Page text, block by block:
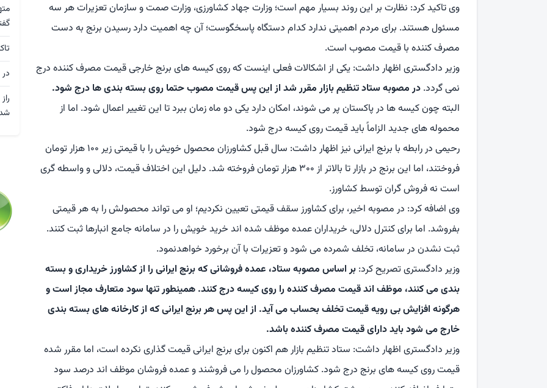
وی تاکید کرد: نظارت بر این روند بسیار مهم است؛ وزارت جهاد کشاورزی، وزارت صمت و سازمان تعزیرات هر سه
مسئول هستند. برای مردم اهمیتی ندارد کدام دستگاه پاسخگوست؛ آن چه اهمیت دارد رسیدن برنج به دست
مصرف کننده با قیمت مصوب است.
وزیر دادگستری اظهار داشت: یکی از اشکالات فعلی اینست که روی کیسه های برنج خارجی قیمت مصرف کننده درج
نمی گردد. در مصوبه ستاد تنظیم بازار مقرر شد از این پس قیمت مصوب حتما روی بسته بندی ها درج شود.
البته چون کیسه ها در پاکستان پر می شوند، امکان دارد یکی دو ماه زمان ببرد تا این تغییر اعمال شود. اما از
محموله های جدید الزاماً باید قیمت روی کیسه درج شود.
رحیمی در رابطه با برنج ایرانی نیز اظهار داشت: سال قبل کشاورزان محصول خویش را با قیمتی زیر ۱۰۰ هزار تومان
فروختند، اما این برنج در بازار تا بالاتر از ۳۰۰ هزار تومان فروخته شد. دلیل این اختلاف قیمت، دلالی و واسطه گری
است نه فروش گران توسط کشاورز.
وی اضافه کرد: در مصوبه اخیر، برای کشاورز سقف قیمتی تعیین نکردیم؛ او می تواند محصولش را به هر قیمتی
بفروشد. اما برای کنترل دلالی، خریداران عمده موظف شده اند خرید خویش را در سامانه جامع انبارها ثبت کنند.
ثبت نشدن در سامانه، تخلف شمرده می شود و تعزیرات با آن برخورد خواهدنمود.
وزیر دادگستری تصریح کرد: بر اساس مصوبه ستاد، عمده فروشانی که برنج ایرانی را از کشاورز خریداری و بسته
بندی می کنند، موظف اند قیمت مصرف کننده را روی کیسه درج کنند. همینطور تنها سود متعارف مجاز است و
هرگونه افزایش بی رویه قیمت تخلف بحساب می آید. از این پس هر برنج ایرانی که از کارخانه های بسته بندی
خارج می شود باید دارای قیمت مصرف کننده باشد.
وزیر دادگستری اظهار داشت: ستاد تنظیم بازار هم اکنون برای برنج ایرانی قیمت گذاری نکرده است، اما مقرر شده
قیمت روی کیسه های برنج درج شود. کشاورزان محصول را می فروشند و عمده فروشان موظف اند درصد سود